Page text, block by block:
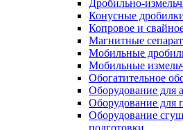
Дробильно-
Конусные
Копровое и
Магнитные
Мобильные
Мобильные
Обогатительное
Оборудование для
Оборудование для
Оборудование
подготовки